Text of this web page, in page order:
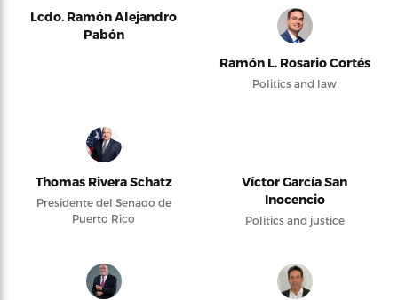
Lcdo. Ramón Alejandro
Pabón
Ramón L. Rosario Cortés
Politics and law
Thomas Rivera Schatz
Presidente del Senado de
Puerto Rico
Víctor García San
Inocencio
Politics and justice